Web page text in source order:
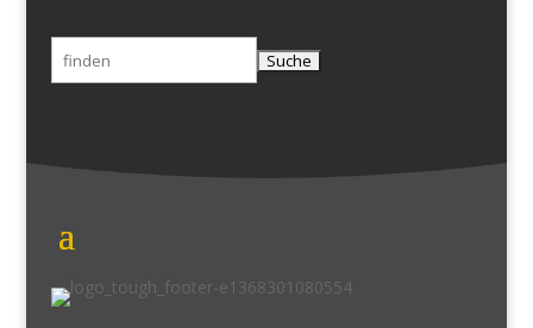
Suchen
nach: